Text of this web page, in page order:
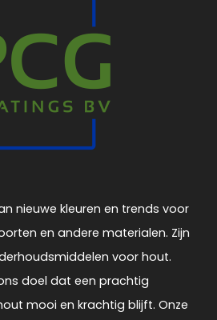
nieuwe kleuren en trends voor
en andere materialen. Zijn
voor hout.
doel dat een prachtig
mooi en krachtig blijft. Onze